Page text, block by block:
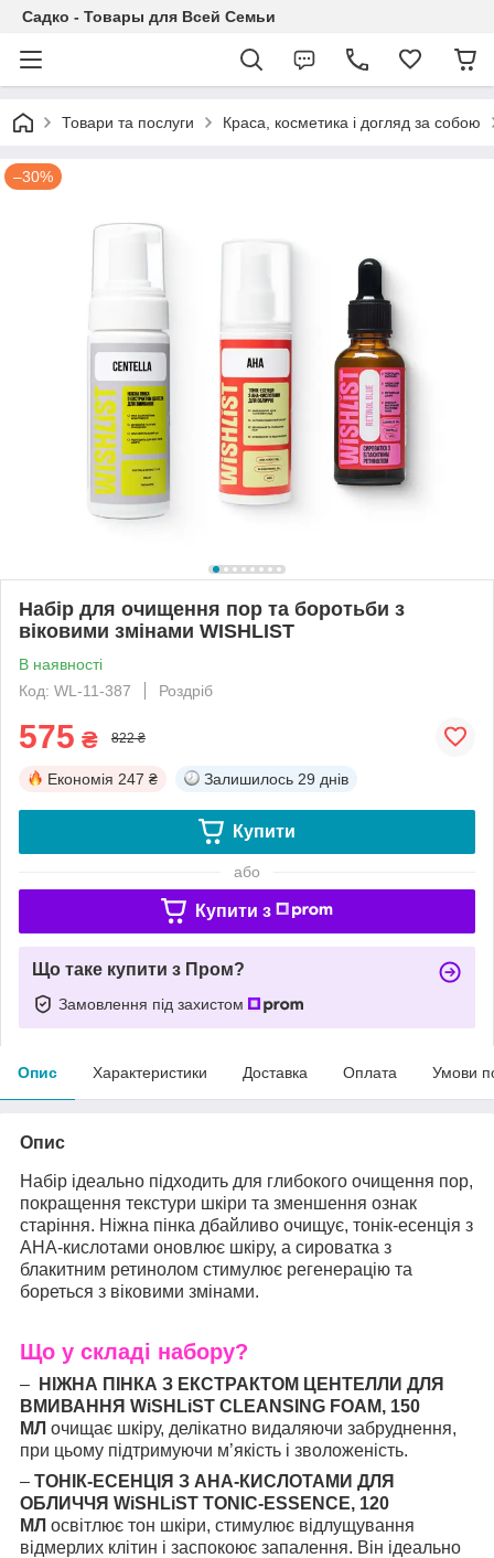
Садко - Товары для Всей Семьи
Товари та послуги Краса, косметика і догляд за собою
–30%
Набір для очищення пор та боротьби з
віковими змінами WISHLIST
В наявності
Код: WL-11-387
Роздріб
575 ₴ 822 ₴
Економія 247 ₴ Залишилось 29 днів
Купити
або
Купити з
Що таке купити з Пром?
Замовлення під захистом
Опис Характеристики Доставка Оплата Умови
Опис
Набір ідеально підходить для глибокого очищення пор,
покращення текстури шкіри та зменшення ознак
старіння. Ніжна пінка дбайливо очищує, тонік-есенція з
AHA-кислотами оновлює шкіру, а сироватка з
блакитним ретинолом стимулює регенерацію та
бореться з віковими змінами.
Що у складі набору?
–
НІЖНА ПІНКА З ЕКСТРАКТОМ ЦЕНТЕЛЛИ ДЛЯ
ВМИВАННЯ WiSHLiST CLEANSING FOAM, 150
МЛ очищає шкіру, делікатно видаляючи забруднення,
при цьому підтримуючи м’якість і зволоженість.
– ТОНІК-ЕСЕНЦІЯ З AHA-КИСЛОТАМИ ДЛЯ
ОБЛИЧЧЯ WiSHLiST TONIC-ESSENCE, 120
МЛ освітлює тон шкіри, стимулює відлущування
відмерлих клітин і заспокоює запалення. Він ідеально